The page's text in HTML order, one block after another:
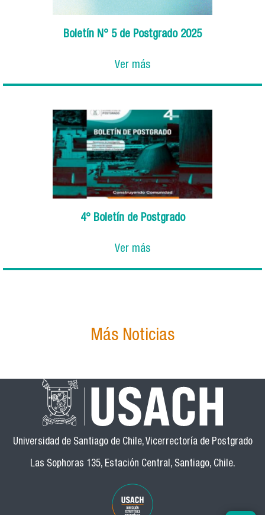
Boletín N° 5 de Postgrado 2025
Ver más
4° Boletín de Postgrado
Ver más
Más Noticias
Universidad de Santiago de Chile, Vicerrectoría de Postgrado
Las Sophoras 135, Estación Central, Santiago, Chile.